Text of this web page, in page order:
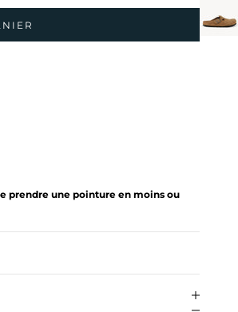
prendre une pointure en moins ou